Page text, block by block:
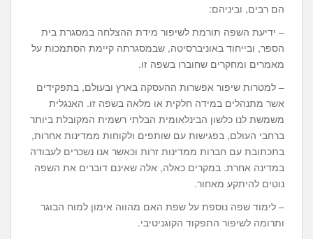
הם רבים, וביניהם:
– ידיעת השפה תורמת לשיפור מידת ההצלחה במסגרת בית
הספר, ובייחוד באוניברסיטה, שבמסגרתה קיימת הסתמכות על
מאמרים ומחקרים שחוברו בשפה זו.
– למטרות שיפור אפשרות ההעסקה בארץ ובעולם, בתפקידים
אשר מתנהלים במידה חלקית או מלאה בשפה זו. האנגלית
משמשת לנו כלשון הבינלאומית הבלתי רשמית המקובלת ביותר
ברחבי העולם, בפגישות עם שותפים ולקוחות ממדינות אחרות,
בתכתובת עם חברות ממדינות זרות וכאשר אנו נשכרים לעבודה
במדינה אחרת. במקרים כאלה, אלה שאינם דוברים את השפה
נוטים להיתקע מאחור.
– לימוד שפה נוספת על שפת האם מהווה אימון למוח הבוגר
ותרומה לשיפור התפקוד הקוגניטיבי.